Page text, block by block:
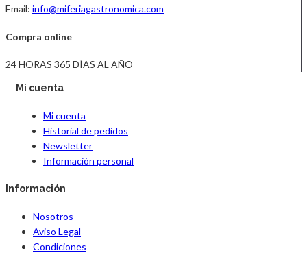
Email: info@miferiagastronomica.com
Compra online
24 HORAS 365 DÍAS AL AÑO
Mi cuenta
Mi cuenta
Historial de pedidos
Newsletter
Información personal
Información
Nosotros
Aviso Legal
Condiciones